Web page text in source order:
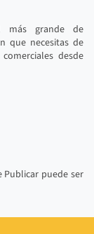
más grande de
que necesitas de
desde
puede ser